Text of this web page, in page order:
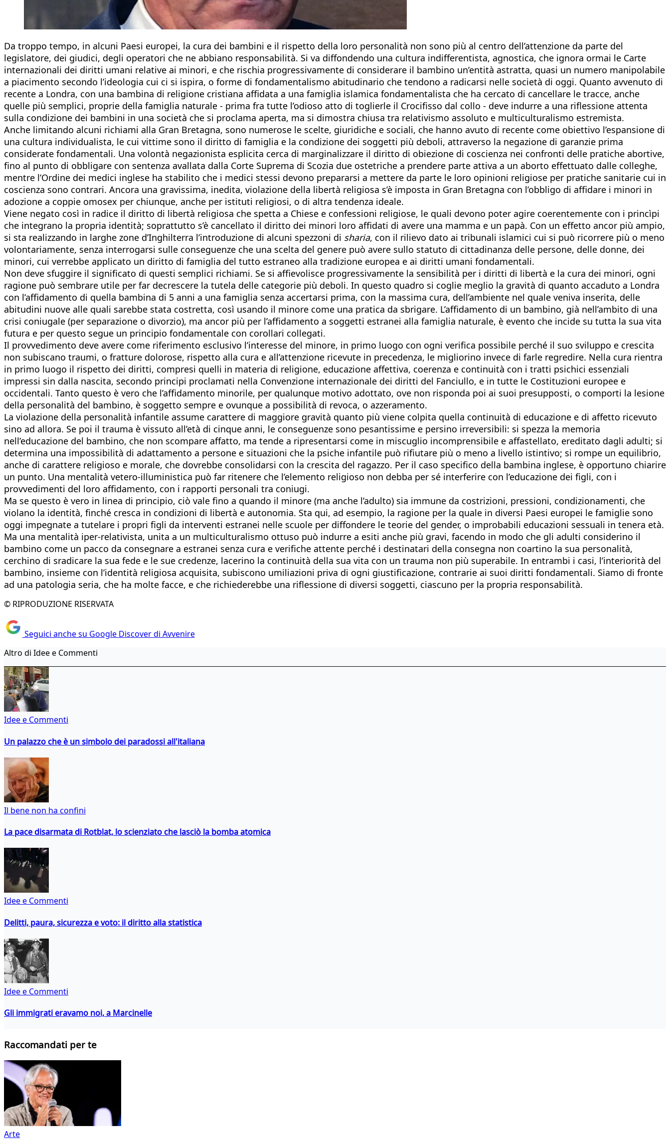
Da troppo tempo, in alcuni Paesi europei, la cura dei bambini e il rispetto della loro personalità non sono più al centro dell’attenzione da parte del
legislatore, dei giudici, degli operatori che ne abbiano responsabilità. Si va diffondendo una cultura indifferentista, agnostica, che ignora ormai le Carte
internazionali dei diritti umani relative ai minori, e che rischia progressivamente di considerare il bambino un’entità astratta, quasi un numero manipolabile
a piacimento secondo l’ideologia cui ci si ispira, o forme di fondamentalismo abitudinario che tendono a radicarsi nelle società di oggi. Quanto avvenuto di
recente a Londra, con una bambina di religione cristiana affidata a una famiglia islamica fondamentalista che ha cercato di cancellare le tracce, anche
quelle più semplici, proprie della famiglia naturale - prima fra tutte l’odioso atto di toglierle il Crocifisso dal collo - deve indurre a una riflessione attenta
sulla condizione dei bambini in una società che si proclama aperta, ma si dimostra chiusa tra relativismo assoluto e multiculturalismo estremista.
Anche limitando alcuni richiami alla Gran Bretagna, sono numerose le scelte, giuridiche e sociali, che hanno avuto di recente come obiettivo l’espansione di
una cultura individualista, le cui vittime sono il diritto di famiglia e la condizione dei soggetti più deboli, attraverso la negazione di garanzie prima
considerate fondamentali. Una volontà negazionista esplicita cerca di marginalizzare il diritto di obiezione di coscienza nei confronti delle pratiche abortive,
fino al punto di obbligare con sentenza avallata dalla Corte Suprema di Scozia due ostetriche a prendere parte attiva a un aborto effettuato dalle colleghe,
mentre l’Ordine dei medici inglese ha stabilito che i medici stessi devono prepararsi a mettere da parte le loro opinioni religiose per pratiche sanitarie cui in
coscienza sono contrari. Ancora una gravissima, inedita, violazione della libertà religiosa s’è imposta in Gran Bretagna con l’obbligo di affidare i minori in
adozione a coppie omosex per chiunque, anche per istituti religiosi, o di altra tendenza ideale.
Viene negato così in radice il diritto di libertà religiosa che spetta a Chiese e confessioni religiose, le quali devono poter agire coerentemente con i princìpi
che integrano la propria identità; soprattutto s’è cancellato il diritto dei minori loro affidati di avere una mamma e un papà. Con un effetto ancor più ampio,
si sta realizzando in larghe zone d’Inghilterra l’introduzione di alcuni spezzoni di sharia, con il rilievo dato ai tribunali islamici cui si può ricorrere più o meno
volontariamente, senza interrogarsi sulle conseguenze che una scelta del genere può avere sullo statuto di cittadinanza delle persone, delle donne, dei
minori, cui verrebbe applicato un diritto di famiglia del tutto estraneo alla tradizione europea e ai diritti umani fondamentali.
Non deve sfuggire il significato di questi semplici richiami. Se si affievolisce progressivamente la sensibilità per i diritti di libertà e la cura dei minori, ogni
ragione può sembrare utile per far decrescere la tutela delle categorie più deboli. In questo quadro si coglie meglio la gravità di quanto accaduto a Londra
con l’affidamento di quella bambina di 5 anni a una famiglia senza accertarsi prima, con la massima cura, dell’ambiente nel quale veniva inserita, delle
abitudini nuove alle quali sarebbe stata costretta, così usando il minore come una pratica da sbrigare. L’affidamento di un bambino, già nell’ambito di una
crisi coniugale (per separazione o divorzio), ma ancor più per l’affidamento a soggetti estranei alla famiglia naturale, è evento che incide su tutta la sua vita
futura e per questo segue un principio fondamentale con corollari collegati.
Il provvedimento deve avere come riferimento esclusivo l’interesse del minore, in primo luogo con ogni verifica possibile perché il suo sviluppo e crescita
non subiscano traumi, o fratture dolorose, rispetto alla cura e all’attenzione ricevute in precedenza, le migliorino invece di farle regredire. Nella cura rientra
in primo luogo il rispetto dei diritti, compresi quelli in materia di religione, educazione affettiva, coerenza e continuità con i tratti psichici essenziali
impressi sin dalla nascita, secondo principi proclamati nella Convenzione internazionale dei diritti del Fanciullo, e in tutte le Costituzioni europee e
occidentali. Tanto questo è vero che l’affidamento minorile, per qualunque motivo adottato, ove non risponda poi ai suoi presupposti, o comporti la lesione
della personalità del bambino, è soggetto sempre e ovunque a possibilità di revoca, o azzeramento.
La violazione della personalità infantile assume carattere di maggiore gravità quanto più viene colpita quella continuità di educazione e di affetto ricevuto
sino ad allora. Se poi il trauma è vissuto all’età di cinque anni, le conseguenze sono pesantissime e persino irreversibili: si spezza la memoria
nell’educazione del bambino, che non scompare affatto, ma tende a ripresentarsi come in miscuglio incomprensibile e affastellato, ereditato dagli adulti; si
determina una impossibilità di adattamento a persone e situazioni che la psiche infantile può rifiutare più o meno a livello istintivo; si rompe un equilibrio,
anche di carattere religioso e morale, che dovrebbe consolidarsi con la crescita del ragazzo. Per il caso specifico della bambina inglese, è opportuno chiarire
un punto. Una mentalità vetero-illuministica può far ritenere che l’elemento religioso non debba per sé interferire con l’educazione dei figli, con i
provvedimenti del loro affidamento, con i rapporti personali tra coniugi.
Ma se questo è vero in linea di principio, ciò vale fino a quando il minore (ma anche l’adulto) sia immune da costrizioni, pressioni, condizionamenti, che
violano la identità, finché cresca in condizioni di libertà e autonomia. Sta qui, ad esempio, la ragione per la quale in diversi Paesi europei le famiglie sono
oggi impegnate a tutelare i propri figli da interventi estranei nelle scuole per diffondere le teorie del gender, o improbabili educazioni sessuali in tenera età.
Ma una mentalità iper-relativista, unita a un multiculturalismo ottuso può indurre a esiti anche più gravi, facendo in modo che gli adulti considerino il
bambino come un pacco da consegnare a estranei senza cura e verifiche attente perché i destinatari della consegna non coartino la sua personalità,
cerchino di sradicare la sua fede e le sue credenze, lacerino la continuità della sua vita con un trauma non più superabile. In entrambi i casi, l’interiorità del
bambino, insieme con l’identità religiosa acquisita, subiscono umiliazioni priva di ogni giustificazione, contrarie ai suoi diritti fondamentali. Siamo di fronte
ad una patologia seria, che ha molte facce, e che richiederebbe una riflessione di diversi soggetti, ciascuno per la propria responsabilità.
© RIPRODUZIONE RISERVATA
Seguici anche su Google Discover di Avvenire
Altro di Idee e Commenti
Idee e Commenti
Un palazzo che è un simbolo dei paradossi all'italiana
Il bene non ha confini
La pace disarmata di Rotblat, lo scienziato che lasciò la bomba atomica
Idee e Commenti
Delitti, paura, sicurezza e voto: il diritto alla statistica
Idee e Commenti
Gli immigrati eravamo noi, a Marcinelle
Raccomandati per te
Arte